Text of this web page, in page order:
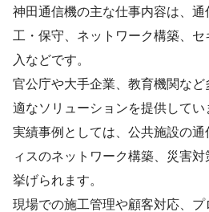
神田通信機の主な仕事内容は、
工・保守、ネットワーク構築、
入などです。
官公庁や大手企業、教育機関な
適なソリューションを提供してい
実績事例としては、公共施設の
ィスのネットワーク構築、災害
挙げられます。
現場での施工管理や顧客対応、プ